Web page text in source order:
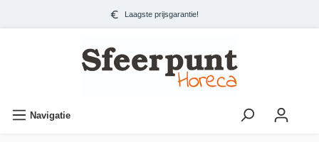
Laagste prijsgarantie!
Navigatie